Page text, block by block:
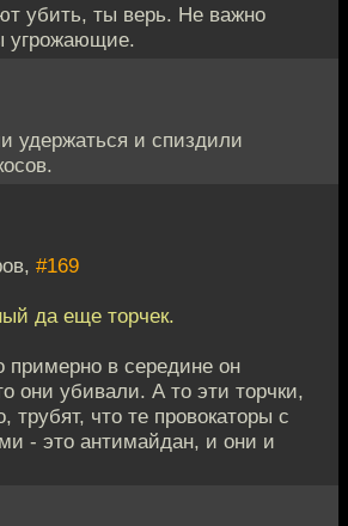
убить, ты верь. Не важно
угрожающие.
удержаться и спиздили
#169
да еще торчек.
примерно в середине он
они убивали. А то эти торчки,
трубят, что те провокаторы с
- это антимайдан, и они и